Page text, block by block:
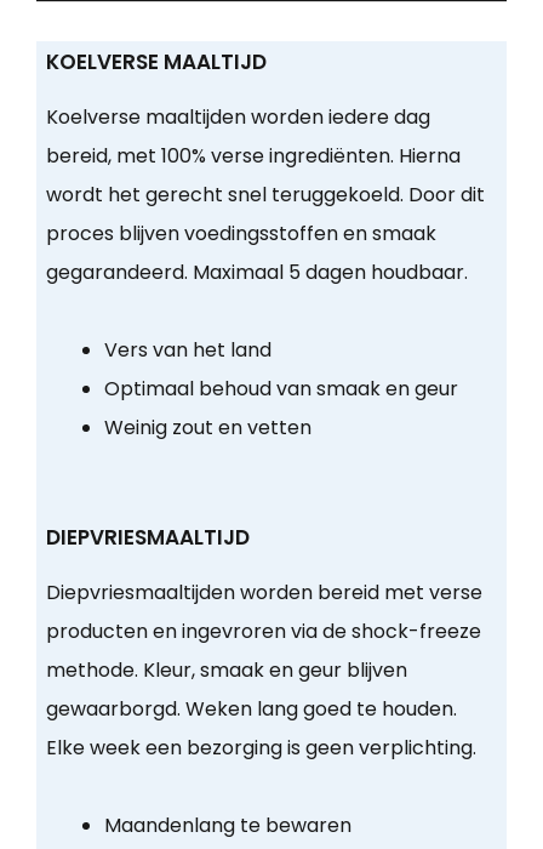
KOELVERSE MAALTIJD
Koelverse maaltijden worden iedere dag
bereid, met 100% verse ingrediënten. Hierna
wordt het gerecht snel teruggekoeld. Door dit
proces blijven voedingsstoffen en smaak
gegarandeerd. Maximaal 5 dagen houdbaar.
Vers van het land
Optimaal behoud van smaak en geur
Weinig zout en vetten
DIEPVRIESMAALTIJD
Diepvriesmaaltijden worden bereid met verse
producten en ingevroren via de shock-freeze
methode. Kleur, smaak en geur blijven
gewaarborgd. Weken lang goed te houden.
Elke week een bezorging is geen verplichting.
Maandenlang te bewaren